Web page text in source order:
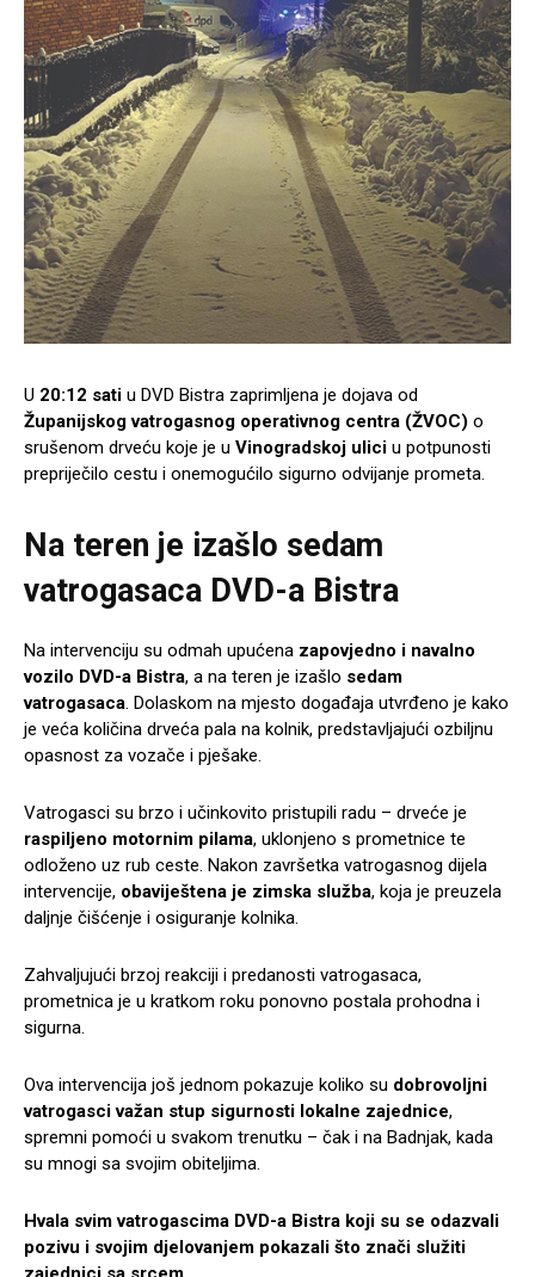
U 20:12 sati u DVD Bistra zaprimljena je dojava od
Županijskog vatrogasnog operativnog centra (ŽVOC) o
srušenom drveću koje je u Vinogradskoj ulici u potpunosti
prepriječilo cestu i onemogućilo sigurno odvijanje prometa.
Na teren je izašlo sedam
vatrogasaca DVD-a Bistra
Na intervenciju su odmah upućena zapovjedno i navalno
vozilo DVD-a Bistra, a na teren je izašlo sedam
vatrogasaca. Dolaskom na mjesto događaja utvrđeno je kako
je veća količina drveća pala na kolnik, predstavljajući ozbiljnu
opasnost za vozače i pješake.
Vatrogasci su brzo i učinkovito pristupili radu – drveće je
raspiljeno motornim pilama, uklonjeno s prometnice te
odloženo uz rub ceste. Nakon završetka vatrogasnog dijela
intervencije, obaviještena je zimska služba, koja je preuzela
daljnje čišćenje i osiguranje kolnika.
Zahvaljujući brzoj reakciji i predanosti vatrogasaca,
prometnica je u kratkom roku ponovno postala prohodna i
sigurna.
Ova intervencija još jednom pokazuje koliko su dobrovoljni
vatrogasci važan stup sigurnosti lokalne zajednice,
spremni pomoći u svakom trenutku – čak i na Badnjak, kada
su mnogi sa svojim obiteljima.
Hvala svim vatrogascima DVD-a Bistra koji su se odazvali
pozivu i svojim djelovanjem pokazali što znači služiti